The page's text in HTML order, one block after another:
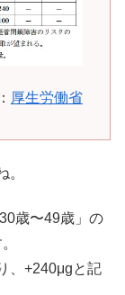
厚生労働省
。
歳〜49歳」の
、+240μgと記